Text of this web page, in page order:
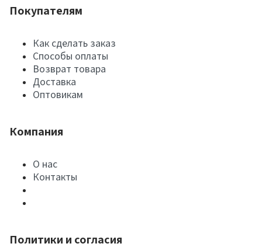
Покупателям
Как сделать заказ
Способы оплаты
Возврат товара
Доставка
Оптовикам
Компания
О нас
Контакты
Политики и согласия